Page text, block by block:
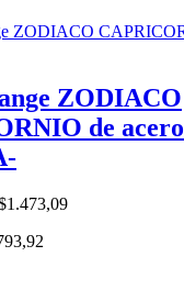
ZODIACO
de